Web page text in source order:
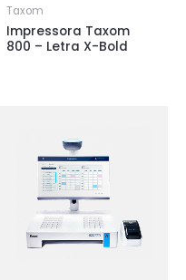
Taxom
Impressora Taxom
800 – Letra X-Bold